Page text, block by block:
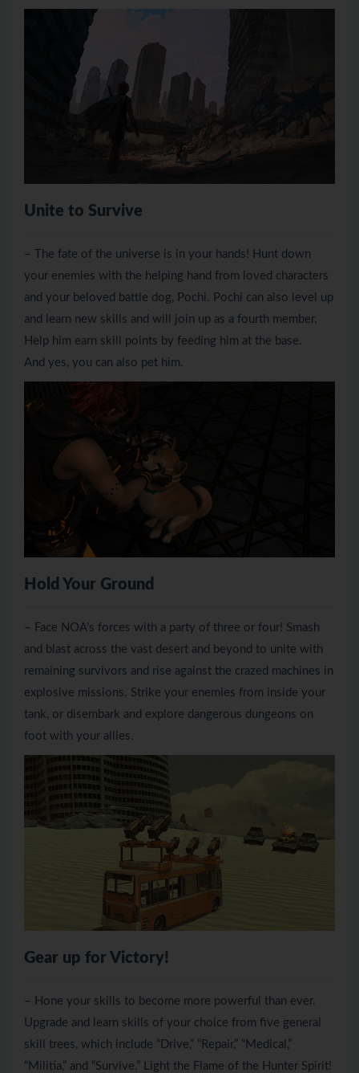
Unite to Survive
– The fate of the universe is in your hands! Hunt down
your enemies with the helping hand from loved characters
and your beloved battle dog, Pochi. Pochi can also level up
and learn new skills and will join up as a fourth member.
Help him earn skill points by feeding him at the base.
And yes, you can also pet him.
Hold Your Ground
– Face NOA’s forces with a party of three or four! Smash
and blast across the vast desert and beyond to unite with
remaining survivors and rise against the crazed machines in
explosive missions. Strike your enemies from inside your
tank, or disembark and explore dangerous dungeons on
foot with your allies.
Gear up for Victory!
– Hone your skills to become more powerful than ever.
Upgrade and learn skills of your choice from five general
skill trees, which include “Drive,” “Repair,” “Medical,”
“Militia,” and “Survive.” Light the Flame of the Hunter Spirit!